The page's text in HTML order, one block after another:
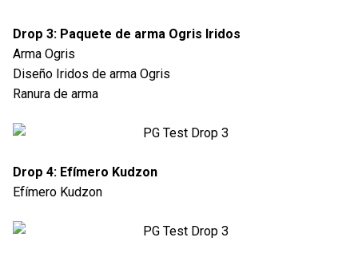
Drop 3: Paquete de arma Ogris Iridos
Arma Ogris
Diseño Iridos de arma Ogris
Ranura de arma
Drop 4: Efímero Kudzon
Efímero Kudzon